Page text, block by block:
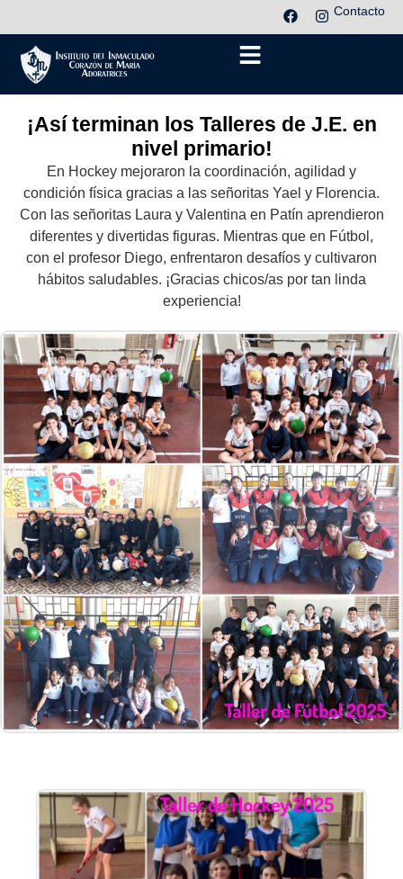
Contacto
¡Así terminan los Talleres de J.E. en
nivel primario!
En Hockey mejoraron la coordinación, agilidad y
condición física gracias a las señoritas Yael y Florencia.
Con las señoritas Laura y Valentina en Patín aprendieron
diferentes y divertidas figuras. Mientras que en Fútbol,
con el profesor Diego, enfrentaron desafíos y cultivaron
hábitos saludables. ¡Gracias chicos/as por tan linda
experiencia!